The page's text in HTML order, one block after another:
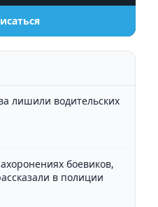
лишили водительских
боевиков,
в полиции